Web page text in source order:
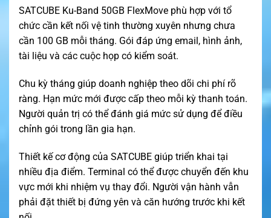
SATCUBE Ku-Band 50GB FlexMove phù hợp với tổ
chức cần kết nối vệ tinh thường xuyên nhưng chưa
cần 100 GB mỗi tháng. Gói đáp ứng email, hình ảnh,
tài liệu và các cuộc họp có kiểm soát.
Chu kỳ tháng giúp doanh nghiệp theo dõi chi phí rõ
ràng. Hạn mức mới được cấp theo mỗi kỳ thanh toán.
Người quản trị có thể đánh giá mức sử dụng để điều
chỉnh gói trong lần gia hạn.
Thiết kế cơ động của SATCUBE giúp triển khai tại
nhiều địa điểm. Terminal có thể được chuyển đến khu
vực mới khi nhiệm vụ thay đổi. Người vận hành vẫn
phải đặt thiết bị đứng yên và căn hướng trước khi kết